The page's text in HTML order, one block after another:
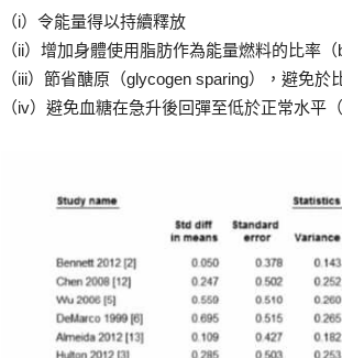
（i）令能量得以持續釋放
（ii）增加身體使用脂肪作為能量燃料的比率
（iii）節省醣原（glycogen sparing），避免於
（iv）避免血糖在急升後回彈至低於正常水平